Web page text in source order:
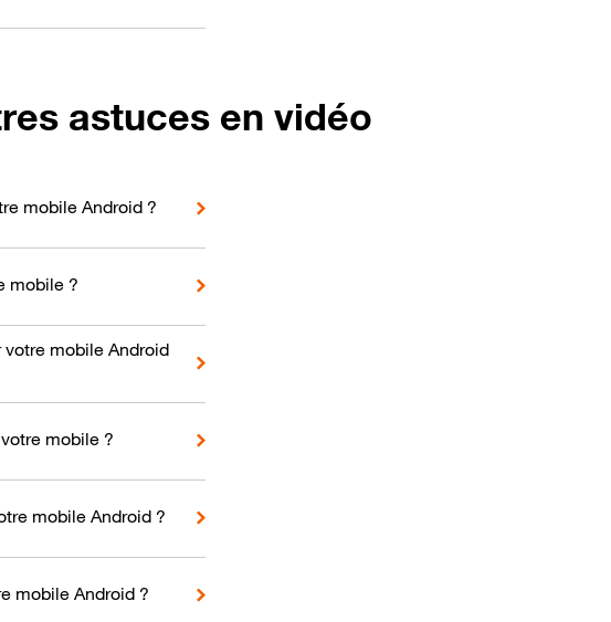
astuces en vidéo
mobile Android ?
mobile ?
mobile Android
mobile ?
mobile Android ?
mobile Android ?